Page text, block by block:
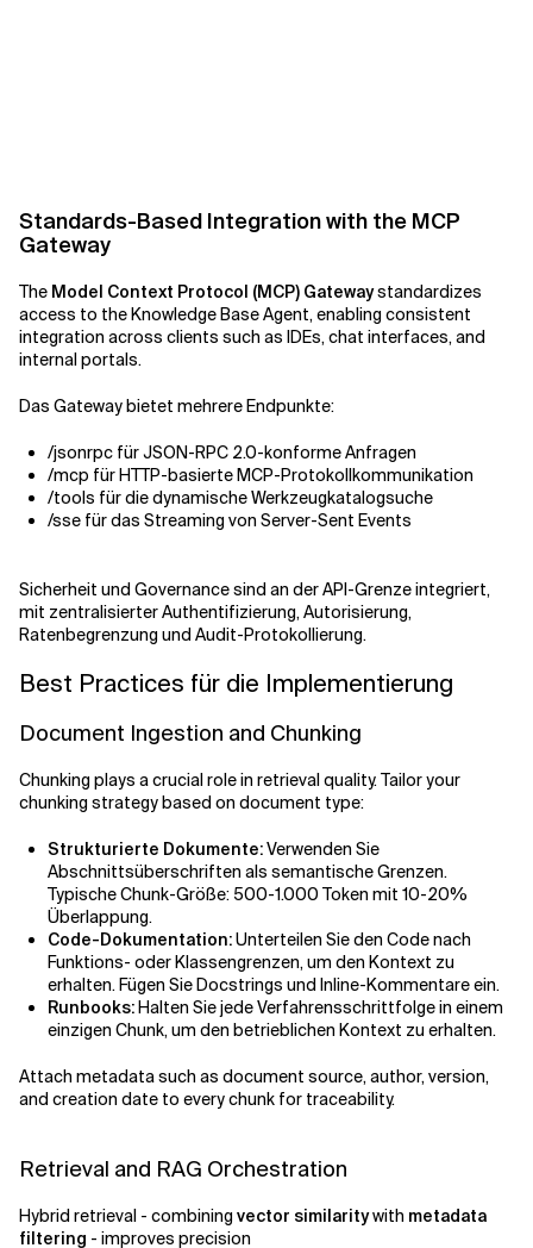
Standards-Based Integration with the MCP
Gateway
The Model Context Protocol (MCP) Gatewaystandardizes
access to the Knowledge Base Agent, enabling consistent
integration across clients such as IDEs, chat interfaces, and
internal portals.
Das Gateway bietet mehrere Endpunkte:
/jsonrpc für JSON-RPC 2.0-konforme Anfragen
/mcp für HTTP-basierte MCP-Protokollkommunikation
/tools für die dynamische Werkzeugkatalogsuche
/sse für das Streaming von Server-Sent Events
Sicherheit und Governance sind an der API-Grenze integriert,
mit zentralisierter Authentifizierung, Autorisierung,
Ratenbegrenzung und Audit-Protokollierung.
Best Practices für die Implementierung
Document Ingestion and Chunking
Chunking plays a crucial role in retrieval quality. Tailor your
chunking strategy based on document type:
Strukturierte Dokumente:Verwenden Sie
Abschnittsüberschriften als semantische Grenzen.
Typische Chunk-Größe: 500-1.000 Token mit 10-20%
Überlappung.
Code-Dokumentation:Unterteilen Sie den Code nach
Funktions- oder Klassengrenzen, um den Kontext zu
erhalten. Fügen Sie Docstrings und Inline-Kommentare ein.
Runbooks:Halten Sie jede Verfahrensschrittfolge in einem
einzigen Chunk, um den betrieblichen Kontext zu erhalten.
Attach metadata such as document source, author, version,
and creation date to every chunk for traceability.
Retrieval and RAG Orchestration
Hybrid retrieval - combining vector similaritywith metadata
filtering - improves precision